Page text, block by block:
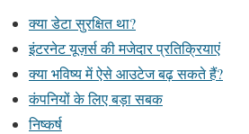
क्या डेटा सुरक्षित था?
इंटरनेट यूज़र्स की मजेदार प्रतिक्रियाएं
क्या भविष्य में ऐसे आउटेज बढ़ सकते हैं?
कंपनियों के लिए बड़ा सबक
निष्कर्ष